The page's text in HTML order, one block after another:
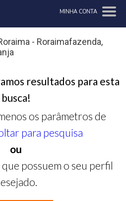
MINHA CONTA
- Roraimafazenda,
resultados para esta
busca!
os parâmetros de
para pesquisa
ou
possuem o seu perfil